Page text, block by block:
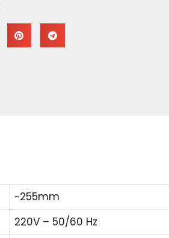
~255mm
220V – 50/60 Hz